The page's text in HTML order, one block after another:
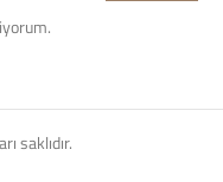
saklıdır.